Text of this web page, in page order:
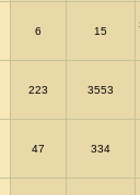
6 15
223 3553
47 334